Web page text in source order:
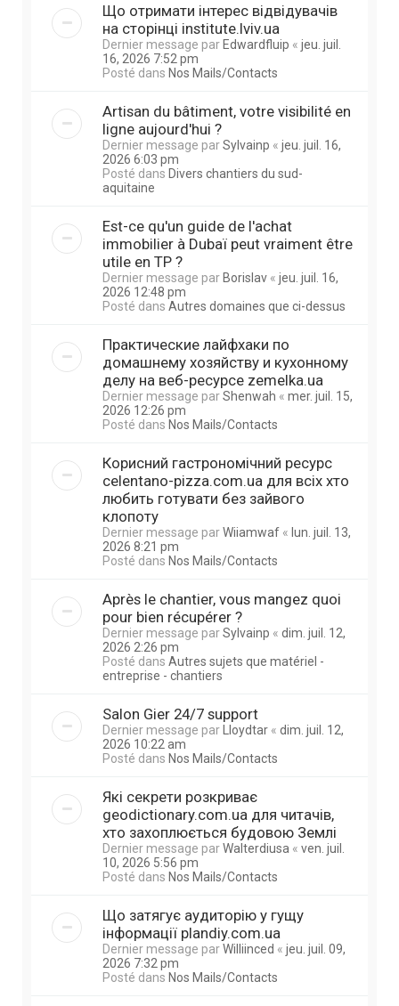
Що отримати інтерес відвідувачів
на сторінці institute.lviv.ua
Dernier message par Edwardfluip « jeu. juil.
16, 2026 7:52 pm
Posté dans Nos Mails/Contacts
Artisan du bâtiment, votre visibilité en
ligne aujourd'hui ?
Dernier message parSylvainp « jeu. juil. 16,
2026 6:03 pm
Posté dans Divers chantiers du sud-
aquitaine
Est-ce qu'un guide de l'achat
immobilier à Dubaï peut vraiment être
utile en TP ?
Dernier message par Borislav « jeu. juil. 16,
2026 12:48 pm
Posté dans Autres domaines que ci-dessus
Практические лайфхаки по
домашнему хозяйству и кухонному
делу на веб-ресурсе zemelka.ua
Dernier message parShenwah « mer. juil. 15,
2026 12:26 pm
Posté dans Nos Mails/Contacts
Корисний гастрономічний ресурс
celentano-pizza.com.ua для всіх хто
любить готувати без зайвого
клопоту
Dernier message parWiiamwaf « lun. juil. 13,
2026 8:21 pm
Posté dans Nos Mails/Contacts
Après le chantier, vous mangez quoi
pour bien récupérer ?
Dernier message parSylvainp « dim. juil. 12,
2026 2:26 pm
Posté dans Autres sujets que matériel -
entreprise - chantiers
Salon Gier 24/7 support
Dernier message par Lloydtar « dim. juil. 12,
2026 10:22 am
Posté dans Nos Mails/Contacts
Які секрети розкриває
geodictionary.com.ua для читачів,
хто захоплюється будовою Землі
Dernier message parWalterdiusa « ven. juil.
10, 2026 5:56 pm
Posté dans Nos Mails/Contacts
Що затягує аудиторію у гущу
інформації plandiy.com.ua
Dernier message parWilliinced « jeu. juil. 09,
2026 7:32 pm
Posté dans Nos Mails/Contacts